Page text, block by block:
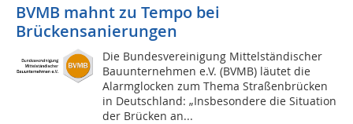
BVMB mahnt zu Tempo bei
Brückensanierungen
Die Bundesvereinigung Mittelständischer
Bauunternehmen e.V. (BVMB) läutet die
Alarmglocken zum Thema Straßenbrücken
in Deutschland: „Insbesondere die Situation
der Brücken an...